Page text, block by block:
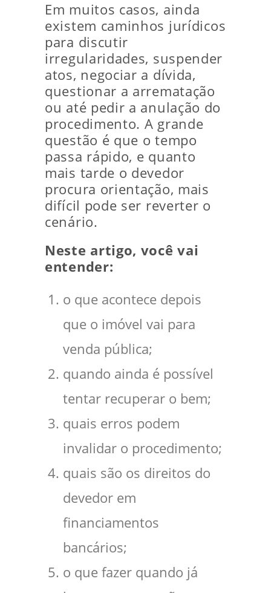
Em muitos casos, ainda
existem caminhos jurídicos
para discutir
irregularidades, suspender
atos, negociar a dívida,
questionar a arrematação
ou até pedir a anulação do
procedimento. A grande
questão é que o tempo
passa rápido, e quanto
mais tarde o devedor
procura orientação, mais
difícil pode ser reverter o
cenário.
Neste artigo, você vai
entender:
o que acontece depois
que o imóvel vai para
venda pública;
quando ainda é possível
tentar recuperar o bem;
quais erros podem
invalidar o procedimento;
quais são os direitos do
devedor em
financiamentos
bancários;
o que fazer quando já